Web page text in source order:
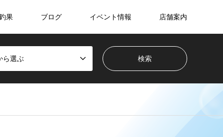
果 ブログ イベント情報 店舗案内
ら選ぶ